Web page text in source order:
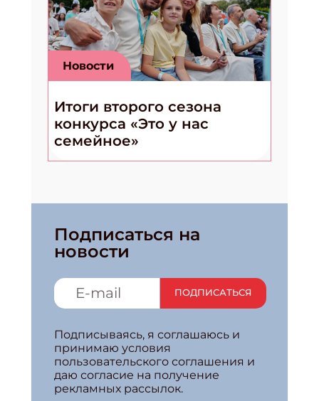
Новости
Итоги второго сезона
конкурса «Это у нас
семейное»
Подписаться на
новости
ПОДПИСАТЬСЯ
Подписываясь, я соглашаюсь и
принимаю условия
пользовательского соглашения и
даю согласие на получение
рекламных рассылок.